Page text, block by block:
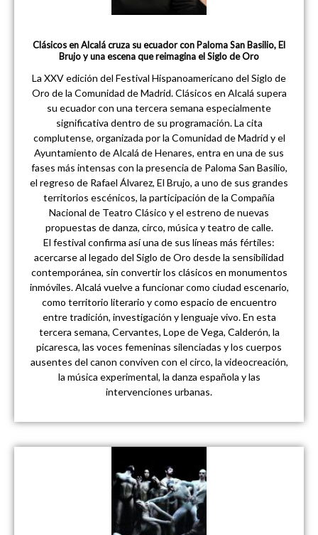
Clásicos en Alcalá cruza su ecuador con Paloma San Basilio, El
Brujo y una escena que reimagina el Siglo de Oro
La XXV edición del Festival Hispanoamericano del Siglo de
Oro de la Comunidad de Madrid. Clásicos en Alcalá supera
su ecuador con una tercera semana especialmente
significativa dentro de su programación. La cita
complutense, organizada por la Comunidad de Madrid y el
Ayuntamiento de Alcalá de Henares, entra en una de sus
fases más intensas con la presencia de Paloma San Basilio,
el regreso de Rafael Álvarez, El Brujo, a uno de sus grandes
territorios escénicos, la participación de la Compañía
Nacional de Teatro Clásico y el estreno de nuevas
propuestas de danza, circo, música y teatro de calle.
El festival confirma así una de sus líneas más fértiles:
acercarse al legado del Siglo de Oro desde la sensibilidad
contemporánea, sin convertir los clásicos en monumentos
inmóviles. Alcalá vuelve a funcionar como ciudad escenario,
como territorio literario y como espacio de encuentro
entre tradición, investigación y lenguaje vivo. En esta
tercera semana, Cervantes, Lope de Vega, Calderón, la
picaresca, las voces femeninas silenciadas y los cuerpos
ausentes del canon conviven con el circo, la videocreación,
la música experimental, la danza española y las
intervenciones urbanas.